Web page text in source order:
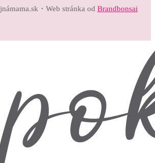
・Web stránka od Brandbonsai